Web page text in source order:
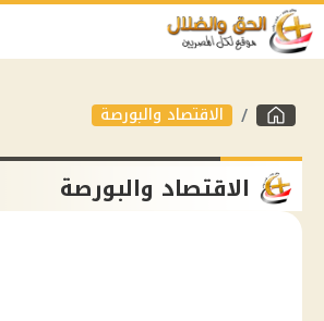
الاقتصاد والبورصة
الاقتصاد والبورصة